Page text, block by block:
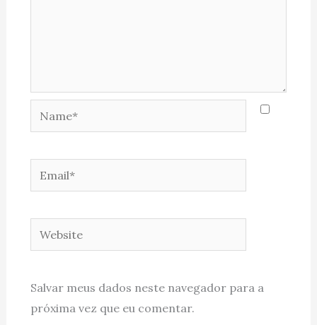
Name*
Email*
Website
Salvar meus dados neste navegador para a
próxima vez que eu comentar.